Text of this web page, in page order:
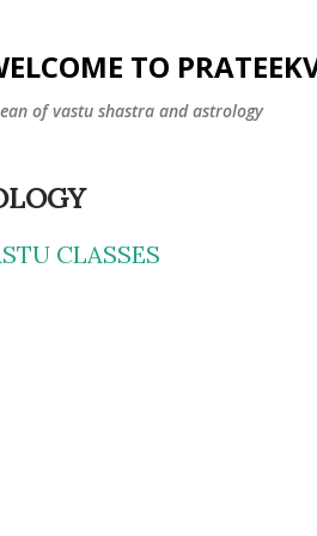
TO
of vastu shastra and astrology
CLASSES